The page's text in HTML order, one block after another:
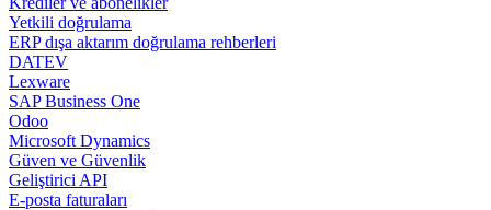
Yetkili doğrulama
ERP dışa aktarım doğrulama rehberleri
DATEV
Lexware
SAP Business One
Odoo
Microsoft Dynamics
Güven ve Güvenlik
Geliştirici API
E-posta faturaları